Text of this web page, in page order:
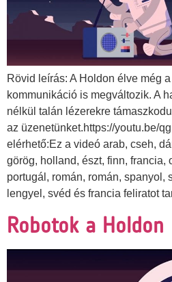
Rövid leírás: A Holdon élve még
kommunikáció is megváltozik. A
nélkül talán lézerekre
az üzenetünket.https://youtu.be/
elérhető:Ez a videó arab, cseh,
görög, holland, észt, finn, francia,
portugál, román, román, spanyol,
lengyel, svéd és francia feliratot
Robotok a Holdon